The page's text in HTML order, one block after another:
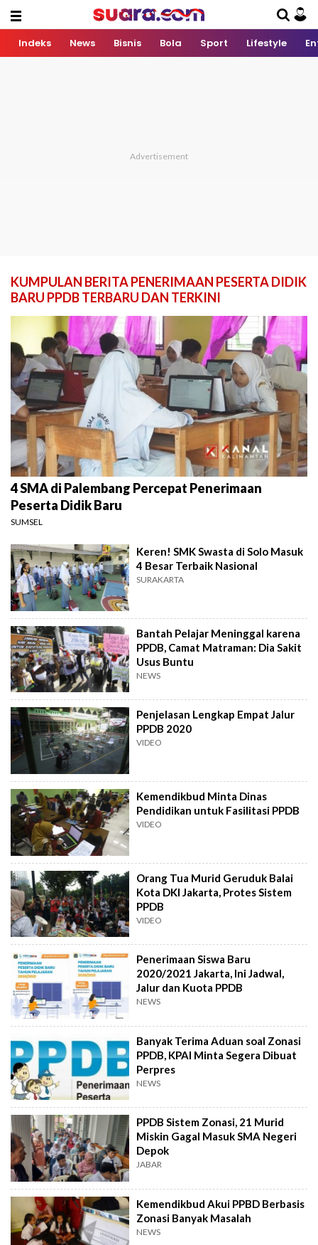
Indeks News Bisnis Bola Sport Lifestyle
KUMPULAN BERITA PENERIMAAN PESERTA DIDIK
BARU PPDB TERBARU DAN TERKINI
4 SMA di Palembang Percepat Penerimaan
Peserta Didik Baru
SUMSEL
Keren! SMK Swasta di Solo Masuk
4 Besar Terbaik Nasional
SURAKARTA
Bantah Pelajar Meninggal karena
PPDB, Camat Matraman: Dia Sakit
Usus Buntu
NEWS
Penjelasan Lengkap Empat Jalur
PPDB 2020
VIDEO
Kemendikbud Minta Dinas
Pendidikan untuk Fasilitasi PPDB
VIDEO
Orang Tua Murid Geruduk Balai
Kota DKI Jakarta, Protes Sistem
PPDB
VIDEO
Penerimaan Siswa Baru
2020/2021 Jakarta, Ini Jadwal,
Jalur dan Kuota PPDB
NEWS
Banyak Terima Aduan soal Zonasi
PPDB, KPAI Minta Segera Dibuat
Perpres
NEWS
PPDB Sistem Zonasi, 21 Murid
Miskin Gagal Masuk SMA Negeri
Depok
JABAR
Kemendikbud Akui PPBD Berbasis
Zonasi Banyak Masalah
NEWS